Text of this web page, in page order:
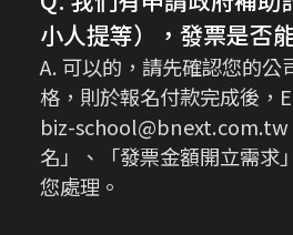
小人提等），發票是否
A. 可以的，請先確認您的公
格，則於報名付款完成後，
biz-school@bnext.com.tw
名」、「發票金額開立需求
您處理。